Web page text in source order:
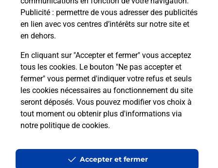
Publicité : permettre de vous adresser des publicités
en lien avec vos centres d’intérêts sur notre site et
en dehors.
En cliquant sur "Accepter et fermer" vous acceptez
tous les cookies. Le bouton "Ne pas accepter et
fermer" vous permet d'indiquer votre refus et seuls
les cookies nécessaires au fonctionnement du site
seront déposés. Vous pouvez modifier vos choix à
tout moment ou obtenir plus d'informations via
notre politique de cookies.
Accepter et fermer
7 Rue De Vendieres
02540 L Epine Aux Bois
Localiser Liste Boîtes aux lettres Aisne L Epine Aux Bois
Accessibilité : partiellement conforme